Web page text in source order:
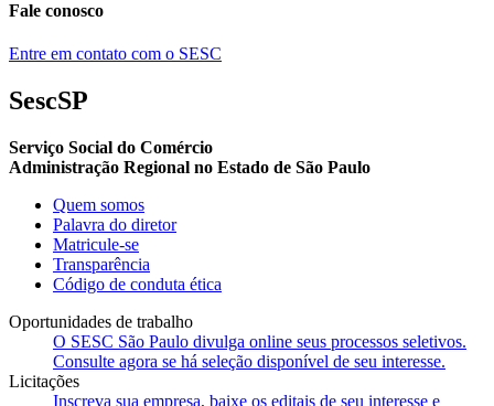
Fale conosco
Entre em contato com o SESC
SescSP
Serviço Social do Comércio
Administração Regional no Estado de São Paulo
Quem somos
Palavra do diretor
Matricule-se
Transparência
Código de conduta ética
Oportunidades de trabalho
O SESC São Paulo divulga online seus processos seletivos.
Consulte agora se há seleção disponível de seu interesse.
Licitações
Inscreva sua empresa, baixe os editais de seu interesse e